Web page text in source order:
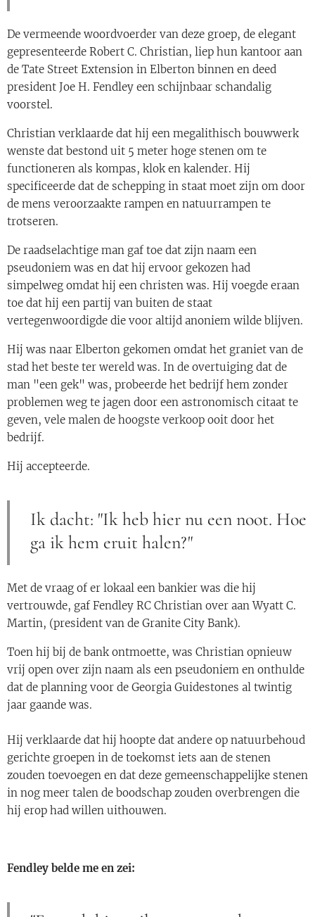
De vermeende woordvoerder van deze groep, de elegant
gepresenteerde Robert C. Christian, liep hun kantoor aan
de Tate Street Extension in Elberton binnen en deed
president Joe H. Fendley een schijnbaar schandalig
voorstel.
Christian verklaarde dat hij een megalithisch bouwwerk
wenste dat bestond uit 5 meter hoge stenen om te
functioneren als kompas, klok en kalender. Hij
specificeerde dat de schepping in staat moet zijn om door
de mens veroorzaakte rampen en natuurrampen te
trotseren.
De raadselachtige man gaf toe dat zijn naam een ​​
pseudoniem was en dat hij ervoor gekozen had
simpelweg omdat hij een christen was. Hij voegde eraan
toe dat hij een partij van buiten de staat
vertegenwoordigde die voor altijd anoniem wilde blijven.
Hij was naar Elberton gekomen omdat het graniet van de
stad het beste ter wereld was. In de overtuiging dat de
man "een gek" was, probeerde het bedrijf hem zonder
problemen weg te jagen door een astronomisch citaat te
geven, vele malen de hoogste verkoop ooit door het
bedrijf.
Hij accepteerde.
Ik dacht: "Ik heb hier nu een noot. Hoe
ga ik hem eruit halen?"
Met de vraag of er lokaal een bankier was die hij
vertrouwde, gaf Fendley RC Christian over aan Wyatt C.
Martin, (president van de Granite City Bank).
Toen hij bij de bank ontmoette, was Christian opnieuw
vrij open over zijn naam als een pseudoniem en onthulde
dat de planning voor de Georgia Guidestones al twintig
jaar gaande was.
Hij verklaarde dat hij hoopte dat andere op natuurbehoud
gerichte groepen in de toekomst iets aan de stenen
zouden toevoegen en dat deze gemeenschappelijke stenen
in nog meer talen de boodschap zouden overbrengen die
hij erop had willen uithouwen.
Fendley belde me en zei: